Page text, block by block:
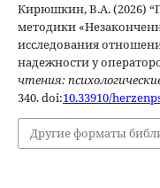
Кирюшкин, В.А. (2026)
методики
исследования
надежности у
чтения:
340. doi:10.33910/
Другие форматы